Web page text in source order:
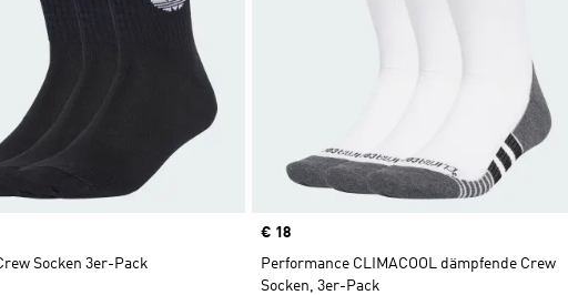
Socken 3er-Pack
Price
€ 18
Performance CLIMACOOL dämpfende Crew
Socken, 3er-Pack